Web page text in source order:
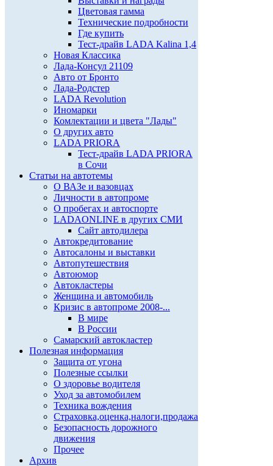
Цветовая гамма
Технические подробности
Где купить
Тест-драйв LADA Kalina 1,4
Новая Классика
Лада-Консул 21109
Авто от Бронто
Лада-Родстер
LADA Revolution
Иномарки
Комлектации и цвета "Лады"
О других авто
LADA PRIORA
Тест-драйв LADA PRIORA
в Сочи
Статьи на автотемы
О ВАЗе и вазовцах
Личности в автопроме
О пробегах и автоспорте
LADAONLINE в других СМИ
Сайт автодилера
Автокредитование
Автосалоны и выставки
Автопутешествия
Автоюмор
Автокластеры
Женщина и автомобиль
Кризис в автопроме 2008-...
В мире
В России
Самарский автокластер
Полезная информация
Защита от угона
Полезные ссылки
О здоровье водителя
Уход за автомобилем
Техника вождения
Страховка,оценка,налоги,продажа
Безопасность дорожного
движения
Прочее
Архив